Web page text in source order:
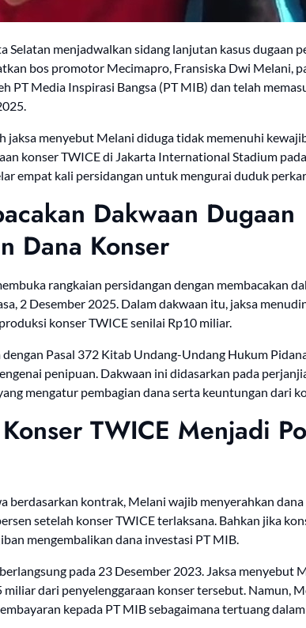
Selatan menjadwalkan sidang lanjutan kasus dugaan
bos promotor Mecimapro, Fransiska Dwi Melani,
PT Media Inspirasi Bangsa (PT MIB) dan telah
jaksa menyebut Melani diduga tidak memenuhi
konser TWICE di Jakarta International Stadium
empat kali persidangan untuk mengurai duduk
Dakwaan Dugaan
Dana Konser
rangkaian persidangan dengan membacakan
2 Desember 2025. Dalam dakwaan itu, jaksa
konser TWICE senilai Rp10 miliar.
Pasal 372 Kitab Undang-Undang Hukum
penipuan. Dakwaan ini didasarkan pada
mengatur pembagian dana serta keuntungan dari
TWICE Menjadi
berdasarkan kontrak, Melani wajib menyerahkan
setelah konser TWICE terlaksana. Bahkan jika
mengembalikan dana investasi PT MIB.
pada 23 Desember 2023. Jaksa menyebut
dari penyelenggaraan konser tersebut. Namun,
kepada PT MIB sebagaimana tertuang